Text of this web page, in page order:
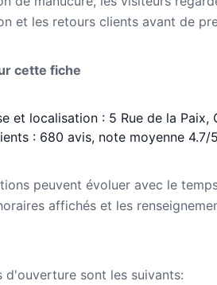
et les retours clients avant de
cette fiche
et localisation : 5 Rue de la Paix,
: 680 avis, note moyenne 4.7/5
peuvent évoluer avec le
affichés et les
d'ouverture sont les suivants: